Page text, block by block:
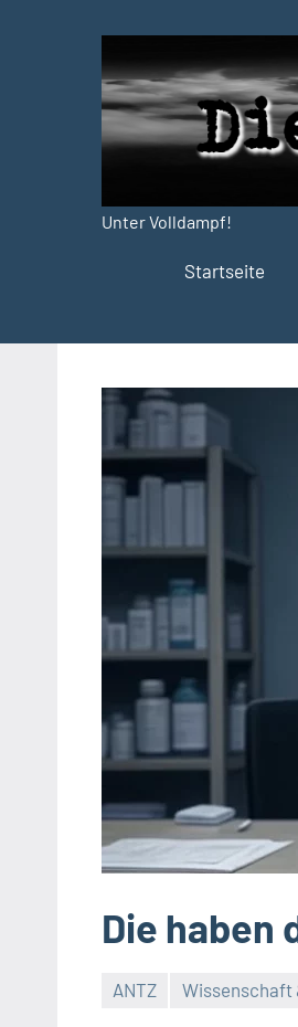
Presse
Unter Volldampf!
Startseite
Die haben
ANTZ Wissenschaft